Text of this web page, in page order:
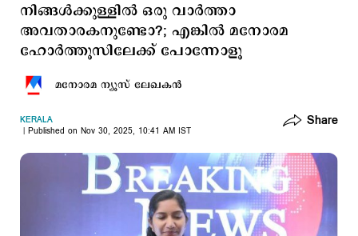
നിങ്ങള്‍ക്കുള്ളില്‍ ഒരു വാര്‍ത്താ
അവതാരകനുണ്ടോ?; എങ്കില്‍ മനോരമ
ഹോർത്തൂസിലേക്ക് പോന്നോളൂ
മനോരമ ന്യൂസ് ലേഖകന്‍
KERALA
Published on Nov 30, 2025, 10:41 AM IST
Share